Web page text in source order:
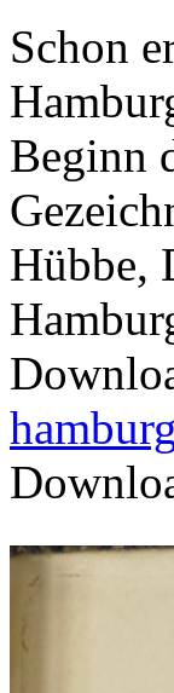
Schon
Beginn
Hübbe,